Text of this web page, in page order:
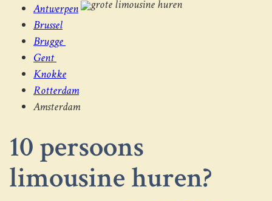
Antwerpen
Brussel
Brugge
Gent
Knokke
Rotterdam
Amsterdam
10 persoons
limousine huren?